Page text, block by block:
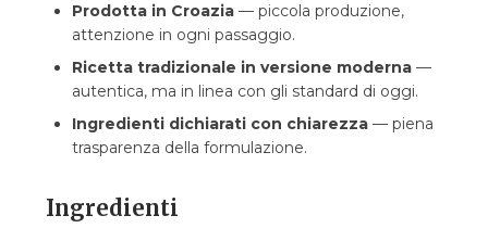
Prodotta in Croazia — piccola produzione,
attenzione in ogni passaggio.
Ricetta tradizionale in versione moderna —
autentica, ma in linea con gli standard di oggi.
Ingredienti dichiarati con chiarezza — piena
trasparenza della formulazione.
Ingredienti